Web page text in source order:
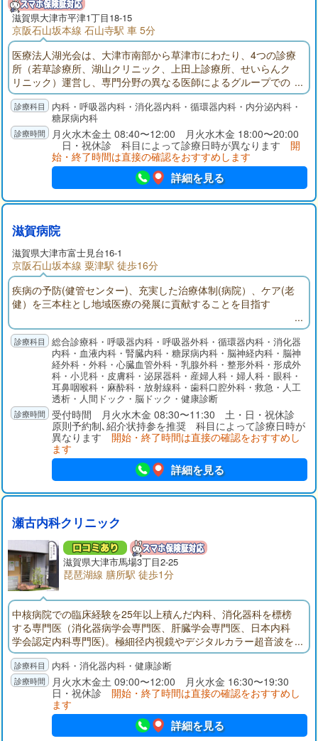
滋賀県大津市平津1丁目18-15
京阪石山坂本線 石山寺駅 車 5分
医療法人湖光会は、大津市南部から草津市にわたり、4つの診療
所（若草診療所、湖山クリニック、上田上診療所、せいらんク
リニック）運営し、専門分野の異なる医師によるグループでの
診療を行っております。当院では、消化器内科、呼吸器内科、
循環器内科、糖尿病、代謝・内分泌内科それぞれの専門医によ
る診療体制を整え、質の高い医療の提供を目指しています。
内科・呼吸器内科・消化器内科・循環器内科・内分泌内科・
糖尿病内科
月火水木金土 08:40〜12:00 月火水木金 18:00〜20:00
日・祝休診 科目によって診療日時が異なります 開
始・終了時間は直接の確認をおすすめします
詳細を見る
滋賀病院
滋賀県大津市富士見台16-1
京阪石山坂本線 粟津駅 徒歩16分
疾病の予防(健管センター)、充実した治療体制(病院）、ケア(老
健）を三本柱とし地域医療の発展に貢献することを目指す
総合診療科・呼吸器内科・呼吸器外科・循環器内科・消化器
内科・血液内科・腎臓内科・糖尿病内科・脳神経内科・脳神
経外科・外科・心臓血管外科・乳腺外科・整形外科・形成外
科・小児科・皮膚科・泌尿器科・産婦人科・婦人科・眼科・
耳鼻咽喉科・麻酔科・放射線科・歯科口腔外科・救急・人工
透析・人間ドック・脳ドック・健康診断
受付時間 月火水木金 08:30〜11:30 土・日・祝休診
原則予約制､紹介状持参を推奨 科目によって診療日時が
異なります 開始・終了時間は直接の確認をおすすめし
ます
詳細を見る
瀬古内科クリニック
滋賀県大津市馬場3丁目2-25
琵琶湖線 膳所駅 徒歩1分
中核病院での臨床経験を25年以上積んだ内科、消化器科を標榜
する専門医（消化器病学会専門医、肝臓学会専門医、日本内科
学会認定内科専門医)。極細径内視鏡やデジタルカラー超音波を
使用しての胃、腸、肝臓など腹部疾患の専門的な診断治療を得
意とする。一方、高血圧、糖尿病、喘息、アレルギー疾患など
多彩な病気に対応できる診断治療技能を保証する内科学会認定
内科専門医も併せ持ち地域のホームドクターとしても貢献して
内科・消化器内科・健康診断
月火水木金土 09:00〜12:00 月火水金 16:30〜19:30
日・祝休診 開始・終了時間は直接の確認をおすすめし
ます
詳細を見る